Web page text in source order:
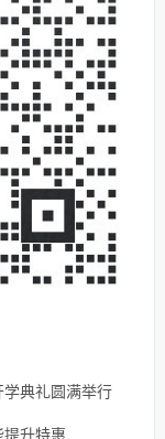
典礼圆满举行
升特惠